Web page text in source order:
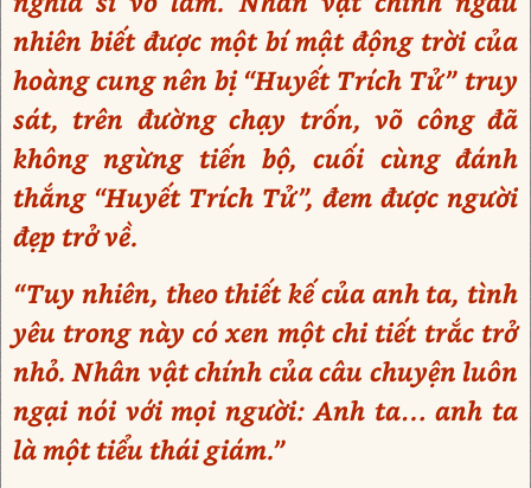
nhiên biết được một bí mật động trời của
hoàng cung nên bị “Huyết Trích Tử” truy
sát, trên đường chạy trốn, võ công đã
không ngừng tiến bộ, cuối cùng đánh
thắng “Huyết Trích Tử”, đem được người
đẹp trở về.
“Tuy nhiên, theo thiết kế của anh ta, tình
yêu trong này có xen một chi tiết trắc trở
nhỏ. Nhân vật chính của câu chuyện luôn
ngại nói với mọi người: Anh ta… anh ta
là một tiểu thái giám.”